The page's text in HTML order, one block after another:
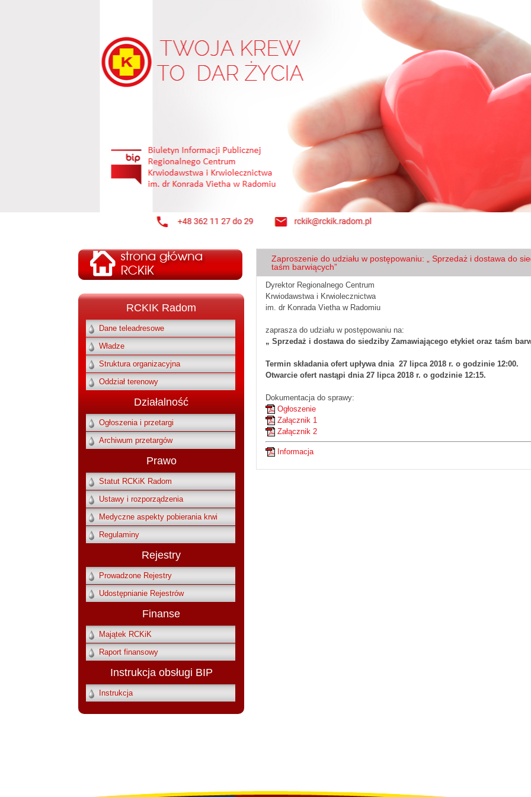
RCKIK Radom
Dane teleadresowe
Władze
Struktura organizacyjna
Oddział terenowy
Działalność
Ogłoszenia i przetargi
Archiwum przetargów
Prawo
Statut RCKiK Radom
Ustawy i rozporządzenia
Medyczne aspekty pobierania krwi
Regulaminy
Rejestry
Prowadzone Rejestry
Udostępnianie Rejestrów
Finanse
Majątek RCKiK
Raport finansowy
Instrukcja obsługi BIP
Instrukcja
Zaproszenie do udziału w postępowaniu: „ Sprzedaż i dostawa do
taśm barwiących”
Dyrektor Regionalnego Centrum
Krwiodawstwa i Krwiolecznictwa
im. dr Konrada Vietha w Radomiu
zaprasza do udziału w postępowaniu na:
„ Sprzedaż i dostawa do siedziby Zamawiającego etykiet oraz taśm
Termin składania ofert upływa dnia 27 lipca 2018 r. o godzinie 12:00.
Otwarcie ofert nastąpi dnia 27 lipca 2018 r. o godzinie 12:15.
Dokumentacja do sprawy:
Ogłoszenie
Załącznik 1
Załącznik 2
Informacja